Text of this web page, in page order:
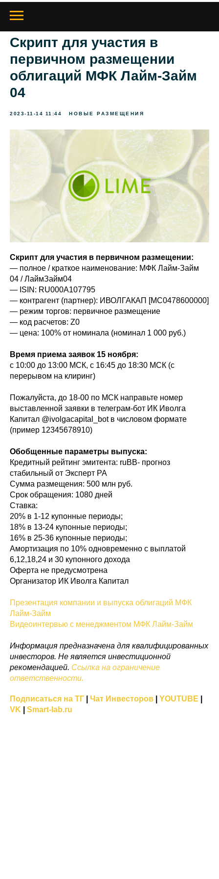
Скрипт для участия в
первичном размещении
облигаций МФК Лайм-Займ
04
2023-11-14 11:44 НОВЫЕ РАЗМЕЩЕНИЯ
Скрипт для участия в первичном размещении:
— полное / краткое наименование: МФК Лайм-Займ
04 / ЛаймЗайм04
— ISIN: RU000A107795
— контрагент (партнер): ИВОЛГАКАП [MC0478600000]
— режим торгов: первичное размещение
— код расчетов: Z0
— цена: 100% от номинала (номинал 1 000 руб.)
Время приема заявок 15 ноября:
с 10:00 до 13:00 МСК, с 16:45 до 18:30 МСК (с
перерывом на клиринг)
Пожалуйста, до 18-00 по МСК направьте номер
выставленной заявки в телеграм-бот ИК Иволга
Капитал @ivolgacapital_bot в числовом формате
(пример 12345678910)
Обобщенные параметры выпуска:
Кредитный рейтинг эмитента: ruBB- прогноз
стабильный от Эксперт РА
Сумма размещения: 500 млн руб.
Срок обращения: 1080 дней
Ставка:
20% в 1-12 купонные периоды;
18% в 13-24 купонные периоды;
16% в 25-36 купонные периоды;
Амортизация по 10% одновременно с выплатой
6,12,18,24 и 30 купонного дохода
Оферта не предусмотрена
Организатор ИК Иволга Капитал
Презентация компании и выпуска облигаций МФК
Лайм-Займ
Видеоинтервью с менеджментом МФК Лайм-Займ
Информация предназначена для квалифицированных
инвесторов. Не является инвестиционной
рекомендацией. Ссылка на ограничение
ответственности.
Подписаться на ТГ Чат Инвесторов YOUTUBE
VK
Smart-lab.ru